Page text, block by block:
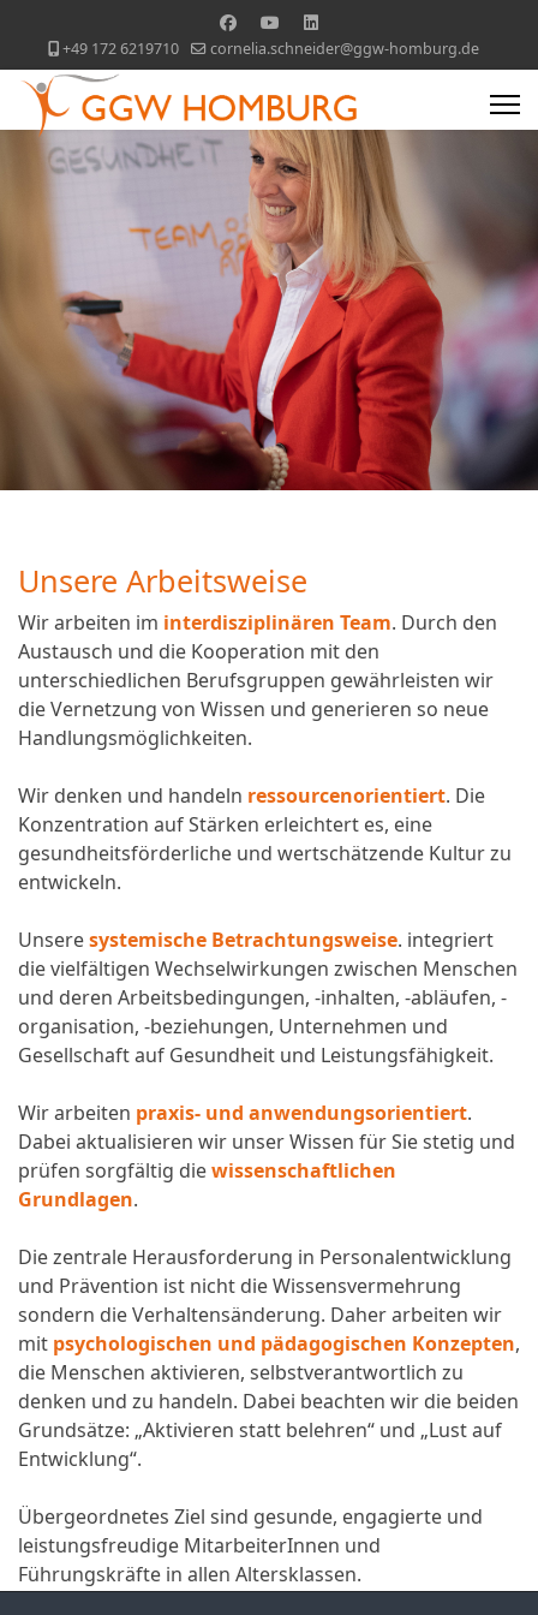
+49 172 6219710 cornelia.schneider@ggw-homburg.de
Unsere Arbeitsweise
Wir arbeiten im interdisziplinären Team. Durch den
Austausch und die Kooperation mit den
unterschiedlichen Berufsgruppen gewährleisten wir
die Vernetzung von Wissen und generieren so neue
Handlungsmöglichkeiten.
Wir denken und handeln ressourcenorientiert. Die
Konzentration auf Stärken erleichtert es, eine
gesundheitsförderliche und wertschätzende Kultur zu
entwickeln.
Unseresystemische Betrachtungsweise. integriert
die vielfältigen Wechselwirkungen zwischen Menschen
und deren Arbeitsbedingungen, -inhalten, -abläufen, -
organisation, -beziehungen, Unternehmen und
Gesellschaft auf Gesundheit und Leistungsfähigkeit.
Wir arbeiten praxis- und anwendungsorientiert.
Dabei aktualisieren wir unser Wissen für Sie stetig und
prüfen sorgfältig diewissenschaftlichen
Grundlagen.
Die zentrale Herausforderung in Personalentwicklung
und Prävention ist nicht die Wissensvermehrung
sondern die Verhaltensänderung. Daher arbeiten wir
mit psychologischen und pädagogischen Konzepten,
die Menschen aktivieren, selbstverantwortlich zu
denken und zu handeln. Dabei beachten wir die beiden
Grundsätze: „Aktivieren statt belehren“ und „Lust auf
Entwicklung“.
Übergeordnetes Ziel sind gesunde, engagierte und
leistungsfreudige MitarbeiterInnen und
Führungskräfte in allen Altersklassen.